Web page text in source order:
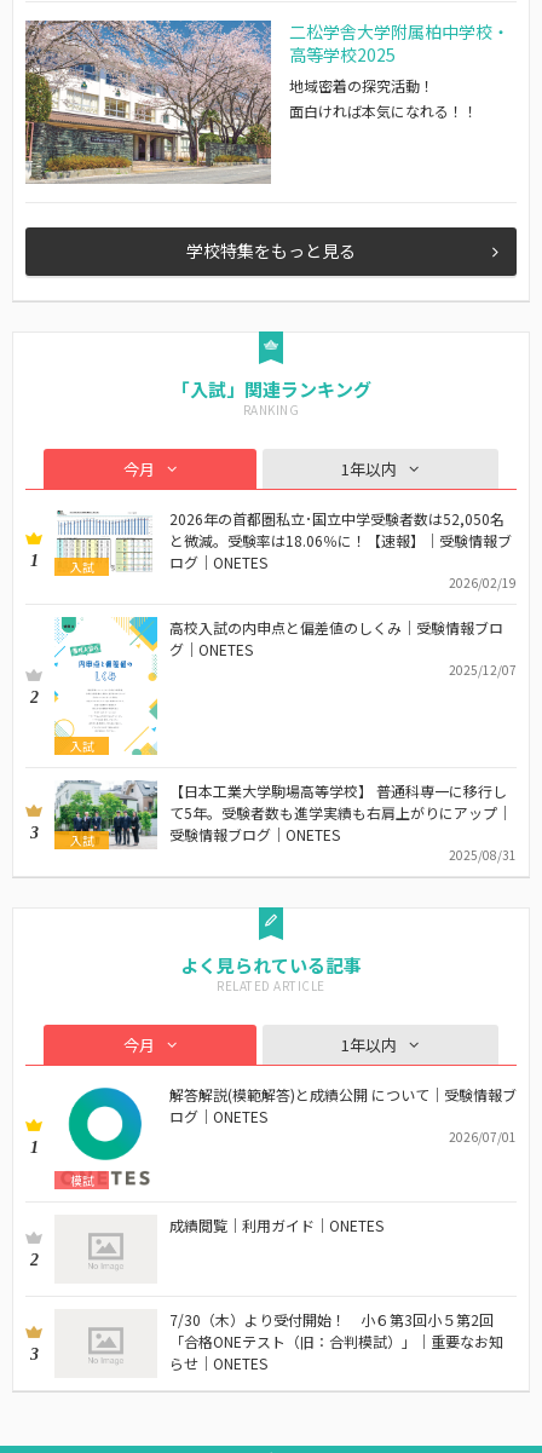
二松学舎大学附属柏中学校・
高等学校2025
地域密着の探究活動！
面白ければ本気になれる！！
学校特集をもっと見る
「入試」関連ランキング
今月 1年以内
1 入試
2026年の首都圏私立･国立中学受験者数は52,050名
と微減。受験率は18.06％に！【速報】｜受験情報ブ
ログ｜ONETES
2026/02/19
2
入試
高校入試の内申点と偏差値のしくみ｜受験情報ブロ
グ｜ONETES
2025/12/07
3 入試
【日本工業大学駒場高等学校】 普通科専一に移行し
て5年。受験者数も進学実績も右肩上がりにアップ｜
受験情報ブログ｜ONETES
2025/08/31
よく見られている記事
今月 1年以内
1
模試
解答解説(模範解答)と成績公開 について｜受験情報ブ
ログ｜ONETES
2026/07/01
2
成績閲覧｜利用ガイド｜ONETES
3
7/30（木）より受付開始！ 小６第3回小５第2回
「合格ONEテスト（旧：合判模試）」｜重要なお知
らせ｜ONETES